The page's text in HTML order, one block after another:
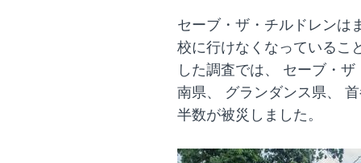
セーブ・ザ・チルドレンは
校に行けなくなっているこ
した調査では、 セーブ・
南県、 グランダンス県、
半数が被災しました。